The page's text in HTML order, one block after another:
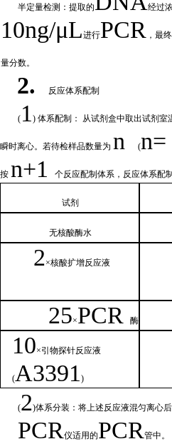
半定量检测：提取的 经过浓
10ng/μL进行PCR，最
量分数。
2. 反应体系配制
(1 ) 体系配制： 从试剂盒中取出试剂室
瞬时离心。若待检样品数量为 n(
按n+1个反应配制体系，反应体系配
试剂
无核酸酶水
2×核酸扩增反应液
25×PCR 酶
10×引物探针反应液
(A3391)
(2)体系分装：将上述反应液混匀离心
PCR仪适用的PCR管中。